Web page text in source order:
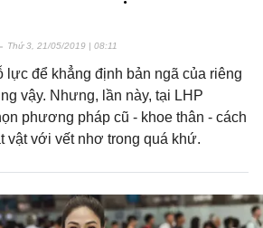
Thứ 3, 21/05/2019 | 08:11
lực để khẳng định bản ngã của riêng
vậy. Nhưng, lần này, tại LHP
phương pháp cũ - khoe thân - cách
vật với vết nhơ trong quá khứ.